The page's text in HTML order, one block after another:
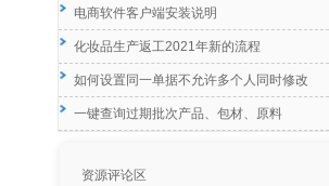
电商软件客户端安装说明
化妆品生产返工2021年新的流程
如何设置同一单据不允许多个人同时修改
一键查询过期批次产品、包材、原料
资源评论区